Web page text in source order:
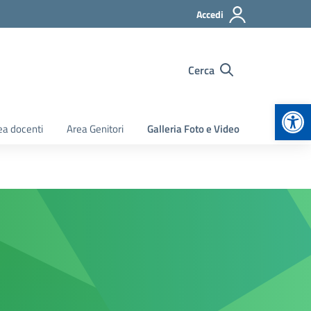
Accedi
Cerca
docenti Area Genitori Galleria Foto e Video